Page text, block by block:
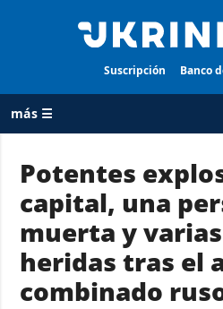
Suscripción Banco
más ☰
TODAS LAS
CATEGORÍAS
Guerra
Reconstrucción
de Ucrania
Potentes
capital, una
muerta y
heridas tras el
combinado